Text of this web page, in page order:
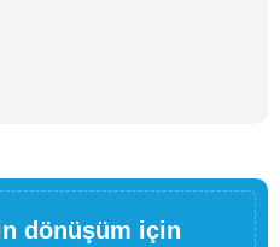
dönüşüm için